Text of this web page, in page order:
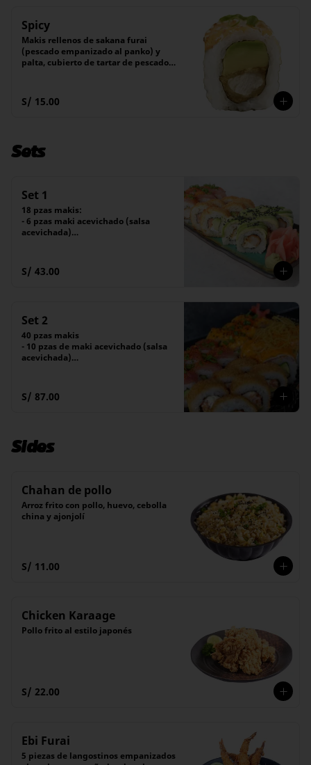
Spicy
Makis rellenos de sakana furai
(pescado empanizado al panko) y
palta, cubierto de tartar de pescado
(6 unidades).
S/ 15.00
Sets
Set 1
18 pzas makis:
- 6 pzas maki acevichado (salsa
acevichada)
S/ 43.00
Set 2
40 pzas makis
- 10 pzas de maki acevichado (salsa
acevichada)
- 10 pzas de maki dragón
S/ 87.00
Sides
Chahan de pollo
Arroz frito con pollo, huevo, cebolla
china y ajonjolí
S/ 11.00
Chicken Karaage
Pollo frito al estilo japonés
S/ 22.00
Ebi Furai
5 piezas de langostinos empanizados